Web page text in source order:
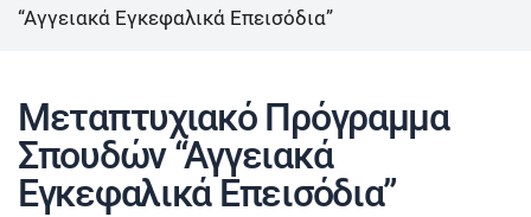
“Αγγειακά Εγκεφαλικά Επεισόδια”
Μεταπτυχιακό Πρόγραμμα
Σπουδών “Αγγειακά
Εγκεφαλικά Επεισόδια”